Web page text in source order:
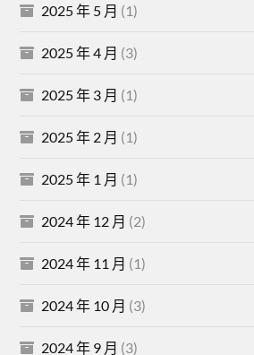
2025 年 5 月 (1)
2025 年 4 月 (3)
2025 年 3 月 (1)
2025 年 2 月 (1)
2025 年 1 月 (1)
2024 年 12 月 (2)
2024 年 11 月 (1)
2024 年 10 月 (3)
2024 年 9 月 (3)